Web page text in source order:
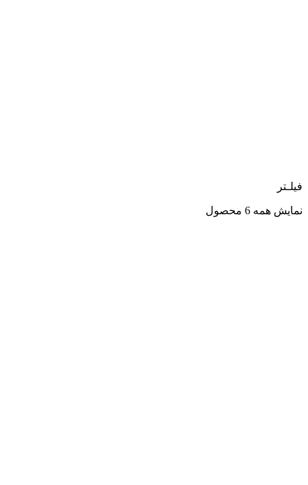
فیلـتر
نمایش همه 6 محصول